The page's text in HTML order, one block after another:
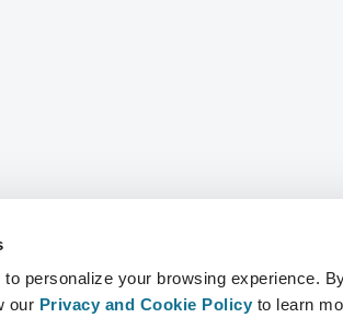
personalize your browsing experience.
our Privacy and Cookie Policy to learn